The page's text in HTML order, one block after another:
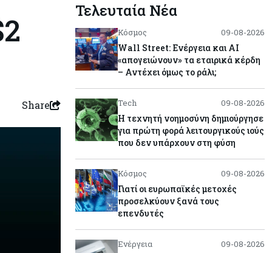
Share
Τελευταία Νέα
Κόσμος 09-08-2026
Wall Street: Ενέργεια και AI
«απογειώνουν» τα εταιρικά κέρδη
– Αντέχει όμως το ράλι;
Tech 09-08-2026
Η τεχνητή νοημοσύνη δημιούργησε
για πρώτη φορά λειτουργικούς ιούς
που δεν υπάρχουν στη φύση
Κόσμος 09-08-2026
Γιατί οι ευρωπαϊκές μετοχές
προσελκύουν ξανά τους
επενδυτές
Ενέργεια 09-08-2026